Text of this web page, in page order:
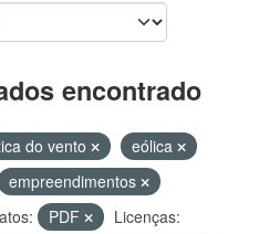
encontrado
do vento
eólica
empreendimentos
PDF
Licenças: